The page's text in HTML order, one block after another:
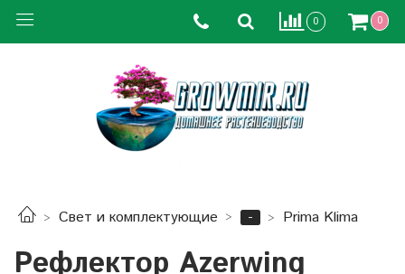
0 0
Свет и комплектующие - Prima Klima
Рефлектор Azerwing